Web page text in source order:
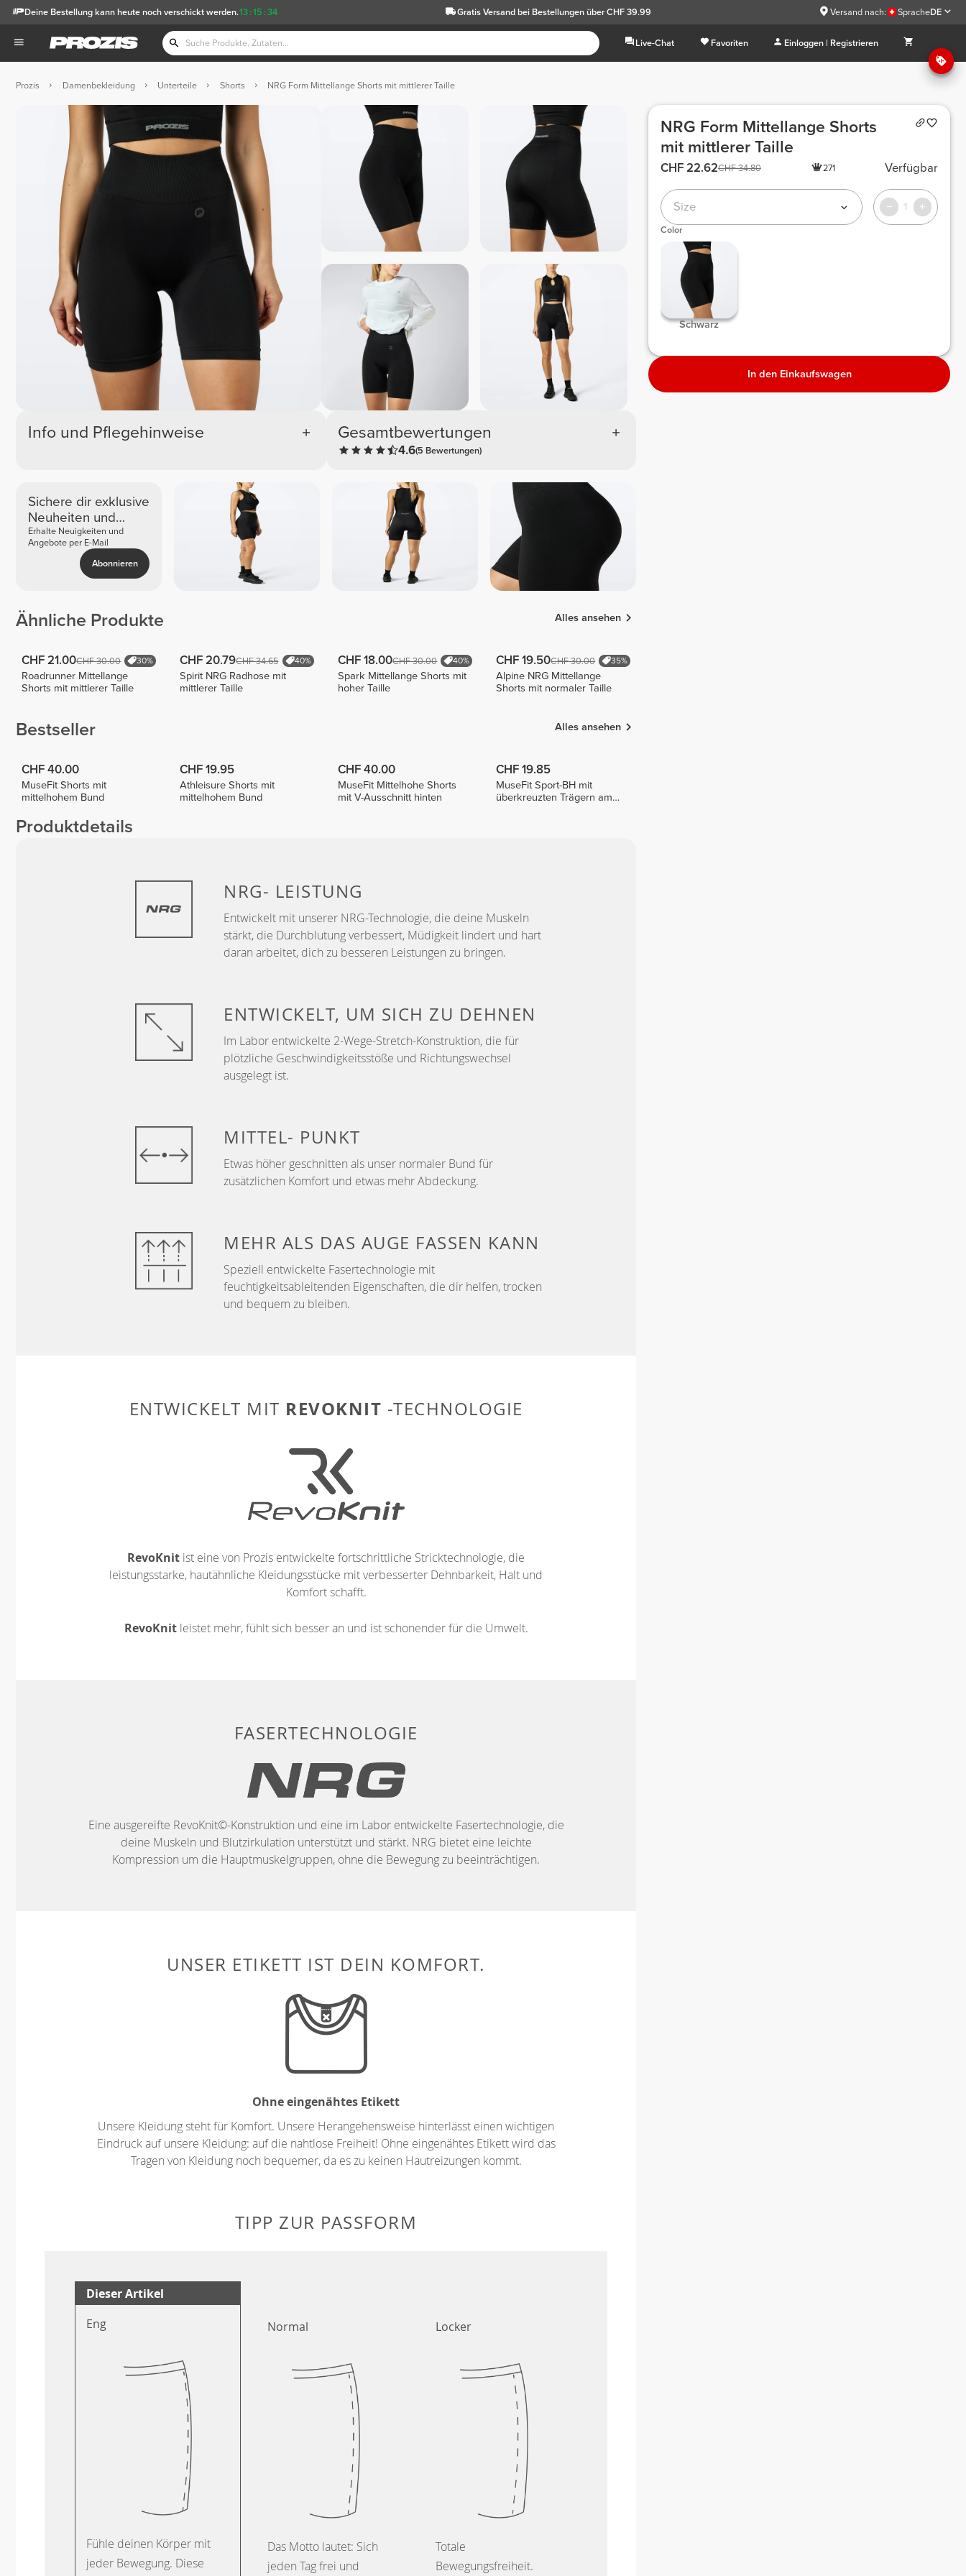
13 :15 :33
Deine Bestellung kann heute noch verschickt werden. Gratis Versandbei Bestellungen über CHF 39.99 Versand nach: SpracheDE
Live-Chat Favoriten Einloggen | Registrieren
Prozis Damenbekleidung Unterteile Shorts NRG Form Mittellange Shorts mit mittlerer Taille
Info und Pflegehinweise Gesamtbewertungen
4.6(5 Bewertungen)
Sichere dir exklusive
Neuheiten und
Angebote
Erhalte Neuigkeiten und
Angebote per E-Mail
Abonnieren
Ähnliche Produkte Alles ansehen
CHF 21.00CHF 30.00 30%
Roadrunner Mittellange
Shorts mit mittlerer Taille
CHF 20.79CHF 34.65 40%
Spirit NRG Radhose mit
mittlerer Taille
CHF 18.00CHF 30.00 40%
Spark Mittellange Shorts mit
hoher Taille
CHF 19.50CHF 30.00 35%
Alpine NRG Mittellange
Shorts mit normaler Taille
Bestseller Alles ansehen
CHF 40.00
MuseFit Shorts mit
mittelhohem Bund
CHF 19.95
Athleisure Shorts mit
mittelhohem Bund
CHF 40.00
MuseFit Mittelhohe Shorts
mit V-Ausschnitt hinten
CHF 19.85
MuseFit Sport-BH mit
überkreuzten Trägern am
Produktdetails
NRG- LEISTUNG
Entwickelt mit unserer NRG-Technologie, die deine Muskeln
stärkt, die Durchblutung verbessert, Müdigkeit lindert und hart
daran arbeitet, dich zu besseren Leistungen zu bringen.
ENTWICKELT, UM SICH ZU DEHNEN
Im Labor entwickelte 2-Wege-Stretch-Konstruktion, die für
plötzliche Geschwindigkeitsstöße und Richtungswechsel
ausgelegt ist.
MITTEL- PUNKT
Etwas höher geschnitten als unser normaler Bund für
zusätzlichen Komfort und etwas mehr Abdeckung.
MEHR ALS DAS AUGE FASSEN KANN
Speziell entwickelte Fasertechnologie mit
feuchtigkeitsableitenden Eigenschaften, die dir helfen, trocken
und bequem zu bleiben.
ENTWICKELT MIT REVOKNIT -TECHNOLOGIE
RevoKnit ist eine von Prozis entwickelte fortschrittliche Stricktechnologie, die
leistungsstarke, hautähnliche Kleidungsstücke mit verbesserter Dehnbarkeit, Halt und
Komfort schafft.
RevoKnitleistet mehr, fühlt sich besser an und ist schonender für die Umwelt.
FASERTECHNOLOGIE
Eine ausgereifte RevoKnit©-Konstruktion und eine im Labor entwickelte Fasertechnologie, die
deine Muskeln und Blutzirkulation unterstützt und stärkt. NRG bietet eine leichte
Kompression um die Hauptmuskelgruppen, ohne die Bewegung zu beeinträchtigen.
UNSER ETIKETT IST DEIN KOMFORT.
Ohne eingenähtes Etikett
Unsere Kleidung steht für Komfort. Unsere Herangehensweise hinterlässt einen wichtigen
Eindruck auf unsere Kleidung: auf die nahtlose Freiheit! Ohne eingenähtes Etikett wird das
Tragen von Kleidung noch bequemer, da es zu keinen Hautreizungen kommt.
TIPP ZUR PASSFORM
Dieser Artikel
Eng
Fühle deinen Körper mit
jeder Bewegung. Diese
Normal
Das Motto lautet: Sich
jeden Tag frei und
Locker
Totale
Bewegungsfreiheit.
NRG Form Mittellange Shorts
mit mittlerer Taille
CHF 34.80
CHF 22.62 271 Verfügbar
Size 1
Color
Schwarz
In den Einkaufswagen